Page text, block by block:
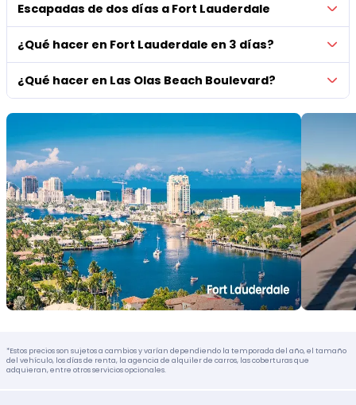
Escapadas de dos días a Fort Lauderdale
¿Qué hacer en Fort Lauderdale en 3 días?
¿Qué hacer en Las Olas Beach Boulevard?
*Estos precios son sujetos a cambios y varían dependiendo la temporada del año, el tamaño
del vehículo, los días de renta, la agencia de alquiler de carros, las coberturas que
adquieran, entre otros servicios opcionales.